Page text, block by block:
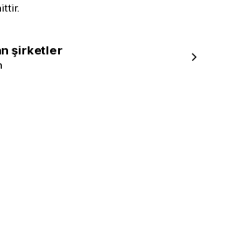
şirketler